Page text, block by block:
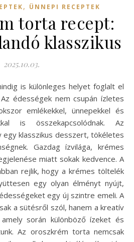
, ÜNNEPI RECEPTEK
torta recept:
klasszikus
2025.10.03.
édességek nem csupán ízletes
emlékekkel, ünnepekkel és
is összekapcsolódnak. Az
klasszikus desszert, tökéletes
Gazdag ízvilága, krémes
miatt sokak kedvence. A
rejlik, hogy a krémes töltelék
egy olyan élményt nyújt,
egy új szintre emeli. A
a sütésről szól, hanem a kreatív
során különböző ízeket és
Az oroszkrém torta nemcsak